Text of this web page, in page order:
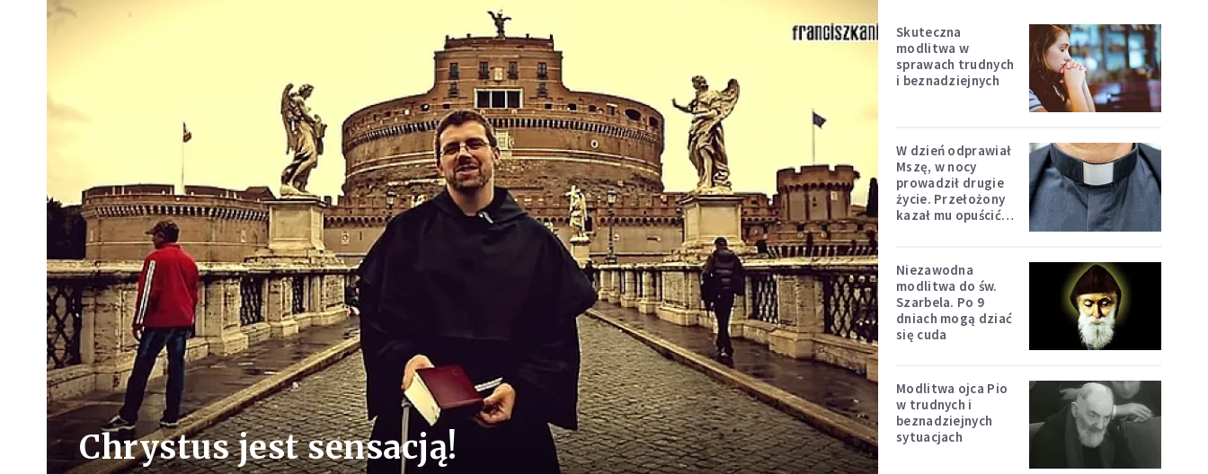
Chrystus jest sensacją!
Skuteczna
modlitwa w
sprawach trudnych
i beznadziejnych
W dzień odprawiał
Mszę, w nocy
prowadził drugie
życie. Przełożony
kazał mu opuścić
Niezawodna
modlitwa do św.
Szarbela. Po 9
dniach mogą dziać
się cuda
Modlitwa ojca Pio
w trudnych i
beznadziejnych
sytuacjach